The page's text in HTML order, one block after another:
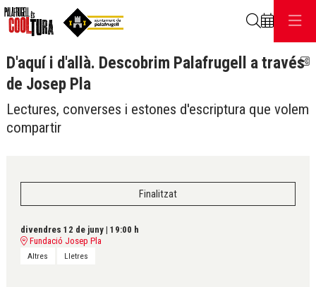
D'aquí i d'allà. Descobrim Palafrugell a través
de Josep Pla
Lectures, converses i estones d'escriptura que volem
compartir
Finalitzat
divendres 12 de juny | 19:00 h
Fundació Josep Pla
Altres Lletres